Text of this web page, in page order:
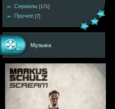
Сериалы [171]
Прочее [7]
Музыка